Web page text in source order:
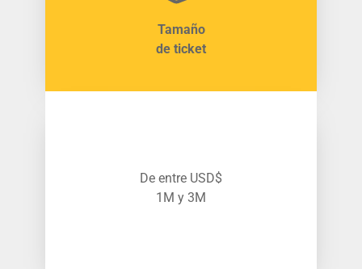
Tamaño
de ticket
De entre USD$
1M y 3M